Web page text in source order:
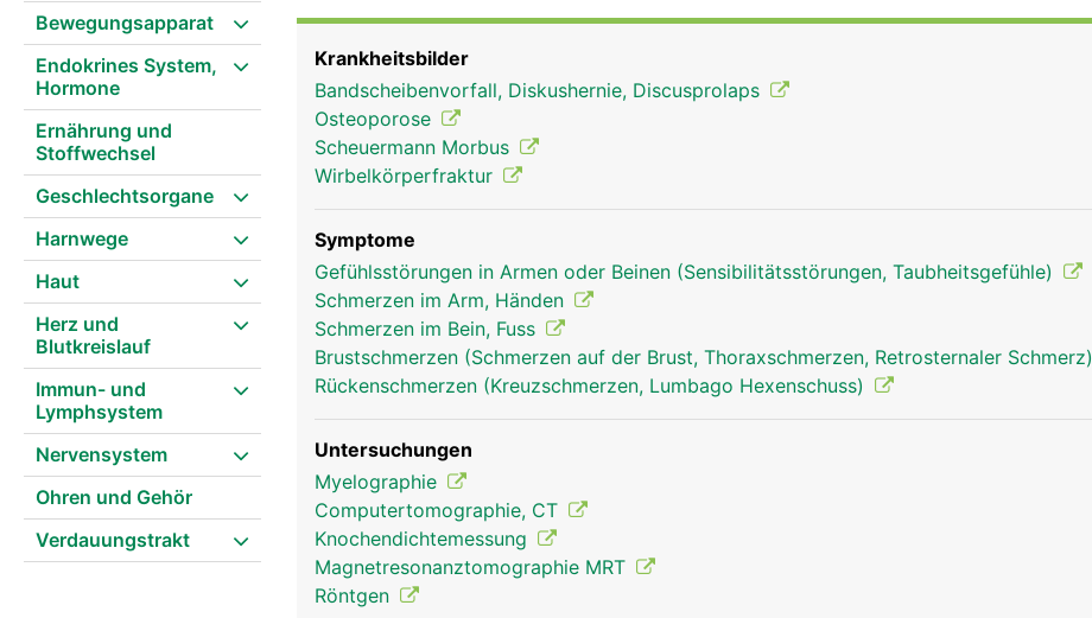
Bewegungsapparat
Endokrines System,
Hormone
Ernährung und
Stoffwechsel
Geschlechtsorgane
Harnwege
Haut
Herz und
Blutkreislauf
Immun- und
Lymphsystem
Nervensystem
Ohren und Gehör
Verdauungstrakt
Brustwirbelsäule Frau
Krankheitsbilder
Bandscheibenvorfall, Diskushernie, Discusprolaps
Osteoporose
Scheuermann Morbus
Wirbelkörperfraktur
Symptome
Gefühlsstörungen in Armen oder Beinen (Sensibilitätsstörungen, Taubheitsgefühle)
Schmerzen im Arm, Händen
Schmerzen im Bein, Fuss
Brustschmerzen (Schmerzen auf der Brust, Thoraxschmerzen, Retrosternaler Schmerz)
Rückenschmerzen (Kreuzschmerzen, Lumbago Hexenschuss)
Untersuchungen
Myelographie
Computertomographie, CT
Knochendichtemessung
Magnetresonanztomographie MRT
Röntgen